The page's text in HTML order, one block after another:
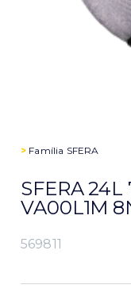
> Família SFERA
SFERA
VA00L1M
569811